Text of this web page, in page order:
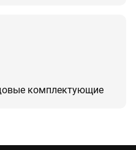
комплектующие